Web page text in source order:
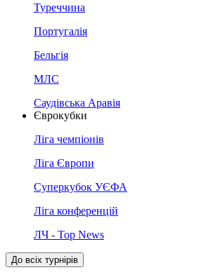
Туреччина
Португалія
Бельгія
МЛС
Саудівська Аравія
Єврокубки
Ліга чемпіонів
Ліга Європи
Суперкубок УЄФА
Ліга конференцій
ЛЧ - Top News
До всіх турнірів